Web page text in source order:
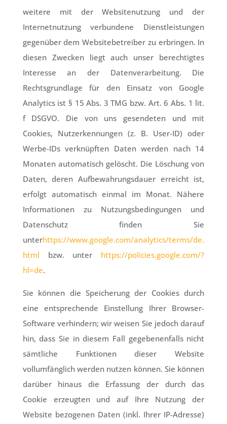
weitere mit der Websitenutzung und der
Internetnutzung verbundene Dienstleistungen
gegenüber dem Websitebetreiber zu erbringen. In
diesen Zwecken liegt auch unser berechtigtes
Interesse an der Datenverarbeitung. Die
Rechtsgrundlage für den Einsatz von Google
Analytics ist § 15 Abs. 3 TMG bzw. Art. 6 Abs. 1 lit.
f DSGVO. Die von uns gesendeten und mit
Cookies, Nutzerkennungen (z. B. User-ID) oder
Werbe-IDs verknüpften Daten werden nach 14
Monaten automatisch gelöscht. Die Löschung von
Daten, deren Aufbewahrungsdauer erreicht ist,
erfolgt automatisch einmal im Monat. Nähere
Informationen zu Nutzungsbedingungen und
Datenschutz finden Sie
unterhttps://www.google.com/analytics/terms/de.
html bzw. unter https://policies.google.com/?
hl=de.
Sie können die Speicherung der Cookies durch
eine entsprechende Einstellung Ihrer Browser-
Software verhindern; wir weisen Sie jedoch darauf
hin, dass Sie in diesem Fall gegebenenfalls nicht
sämtliche Funktionen dieser Website
vollumfänglich werden nutzen können. Sie können
darüber hinaus die Erfassung der durch das
Cookie erzeugten und auf Ihre Nutzung der
Website bezogenen Daten (inkl. Ihrer IP-Adresse)